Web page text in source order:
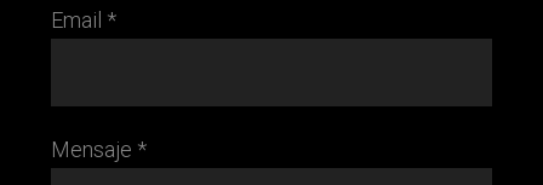
Email *
Mensaje *